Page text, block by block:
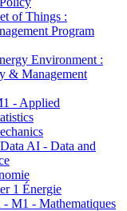
of Things :
Program
Environment :
& Management
- Applied
AI - Data and
1 Énergie
M1 - Mathematiques